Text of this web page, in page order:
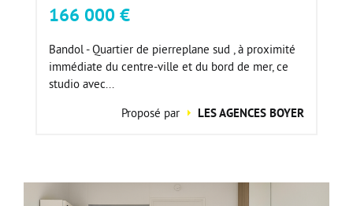
166 000 €
Bandol - Quartier de pierreplane sud , à proximité
immédiate du centre-ville et du bord de mer, ce
studio avec...
Proposé par
LES AGENCES BOYER